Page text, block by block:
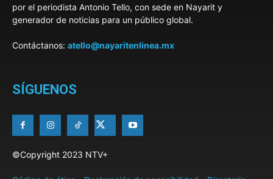
por el periodista Antonio Tello, con sede en Nayarit y
generador de noticias para un público global.
Contáctanos: atello@nayaritenlinea.mx
SÍGUENOS
©Copyright 2023 NTV+